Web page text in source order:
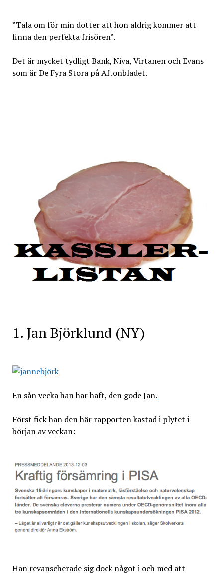
”Tala om för min dotter att hon aldrig kommer att
finna den perfekta frisören”.
Det är mycket tydligt Bank, Niva, Virtanen och Evans
som är De Fyra Stora på Aftonbladet.
1. Jan Björklund (NY)
En sån vecka han har haft, den gode Jan.
Först fick han den här rapporten kastad i plytet i
början av veckan:
Han revanscherade sig dock något i och med att